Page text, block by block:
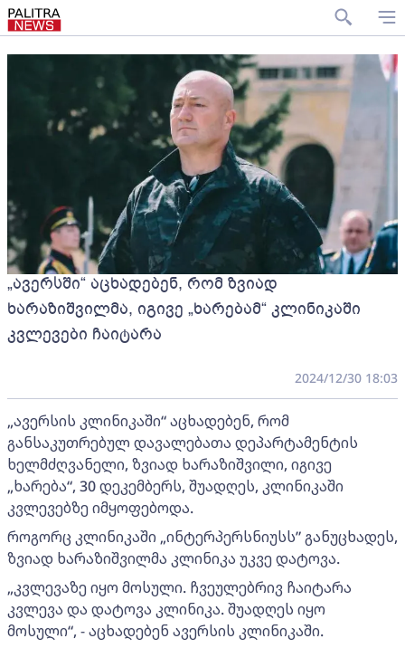
„ავერსში“ აცხადებენ, რომ ზვიად
ხარაზიშვილმა, იგივე „ხარებამ“ კლინიკაში
კვლევები ჩაიტარა
2024/12/30 18:03
„ავერსის კლინიკაში“ აცხადებენ, რომ
განსაკუთრებულ დავალებათა დეპარტამენტის
ხელმძღვანელი, ზვიად ხარაზიშვილი, იგივე
„ხარება“, 30 დეკემბერს, შუადღეს, კლინიკაში
კვლევებზე იმყოფებოდა.
როგორც კლინიკაში „ინტერპერსნიუსს” განუცხადეს,
ზვიად ხარაზიშვილმა კლინიკა უკვე დატოვა.
„კვლევაზე იყო მოსული. ჩვეულებრივ ჩაიტარა
კვლევა და დატოვა კლინიკა. შუადღეს იყო
მოსული“, - აცხადებენ ავერსის კლინიკაში.